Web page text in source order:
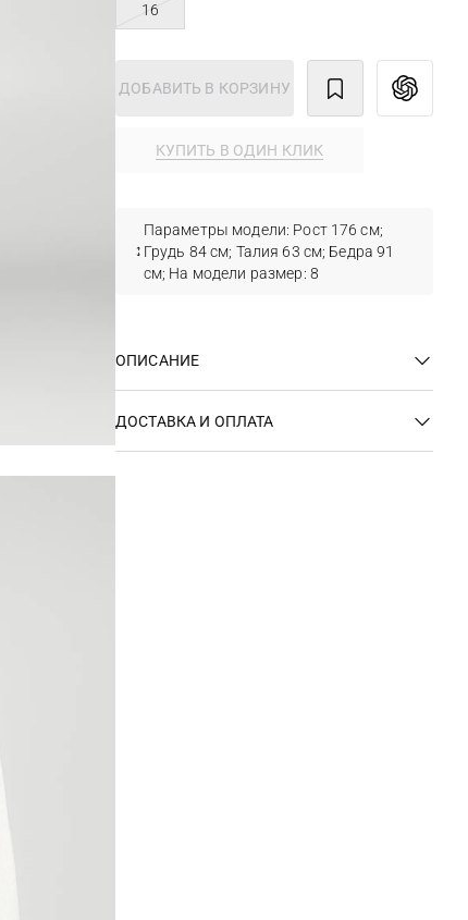
16
ДОБАВИТЬ В КОРЗИНУ
КУПИТЬ В ОДИН КЛИК
Параметры модели: Рост 176 см;
Грудь 84 см; Талия 63 см; Бедра 91
см; На модели размер: 8
ОПИСАНИЕ
ДОСТАВКА И ОПЛАТА